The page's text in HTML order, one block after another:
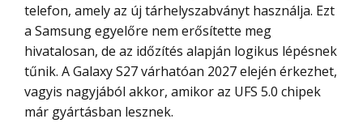
telefon, amely az új tárhelyszabványt használja. Ezt
a Samsung egyelőre nem erősítette meg
hivatalosan, de az időzítés alapján logikus lépésnek
tűnik. A Galaxy S27 várhatóan 2027 elején érkezhet,
vagyis nagyjából akkor, amikor az UFS 5.0 chipek
már gyártásban lesznek.